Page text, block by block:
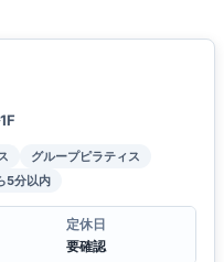
グループピラティス
5分以内
定休日
要確認